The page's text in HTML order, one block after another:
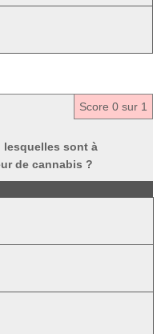
Score 0 sur 1
lesquelles sont à
de cannabis ?